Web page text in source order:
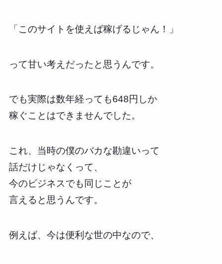
「このサイトを使えば稼げるじゃん！」
って甘い考えだったと思うんです。
でも実際は数年経っても648円しか
稼ぐことはできませんでした。
これ、当時の僕のバカな勘違いって
話だけじゃなくって、
今のビジネスでも同じことが
言えると思うんです。
例えば、今は便利な世の中なので、